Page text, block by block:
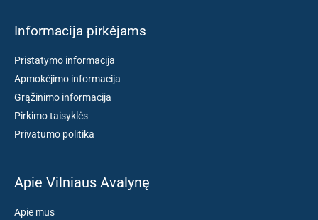
Informacija pirkėjams
Pristatymo informacija
Apmokėjimo informacija
Grąžinimo informacija
Pirkimo taisyklės
Privatumo politika
Apie Vilniaus Avalynę
Apie mus